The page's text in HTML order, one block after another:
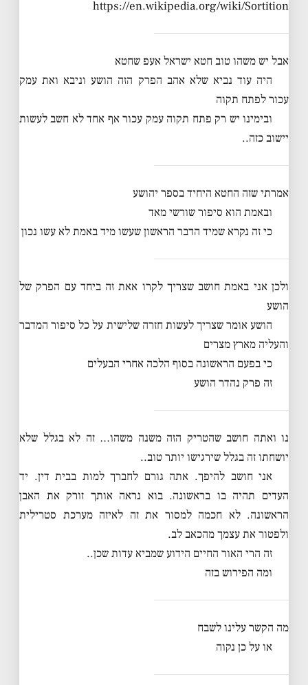
https://en.wikipedia.org/wiki/Sortition
אבל יש משהו טוב חטא ישראל אעפ שחטא
היה עוד נביא שלא אהב הפרק הזה הושע וניבא ואת עמק
עכור לפתח תקוה
ובימינו יש רק פתח תקוה עמק עכור אף אחד לא חשב לעשות
יישוב כזה..
אמרתי שזה החטא היחיד בספר יהושע
ובאמת הוא סיפור שורשי מאד
כי זה נקרא שמיד הדבר הראשון שעשו מיד באמת לא עשו נכון
ולכן אני באמת חושב שצריך לקרו אאת זה ביחד עם הפרק של
הושע
הושע אומר שצריך לעשות חזרה שלישית על כל סיפור המדבר
והעליה מארץ מצרים
כי בפעם הראשונה בסוף הלכה אחרי הבעלים
זה פרק נהדר הושע
נו ואתה חושב שהטריק הזה משנה משהו… זה לא בגלל שלא
יושחתו זה בגלל שירגישו יותר טוב..
אני חושב להיפך. אתה גורם לחברך למות בבית דין. יד
העדים תהיה בו בראשונה. בוא נראה אותך זורק את האבן
הראשונה. לא חכמה למסור את זה לאיזה מערכת סטרילית
ולפטור את עצמך מהכאב לב.
זה הרי האור החיים הידוע שמביא עדות שכן..
ומה הפירוש בזה
מה הקשר עלינו לשבח
או על כן נקוה